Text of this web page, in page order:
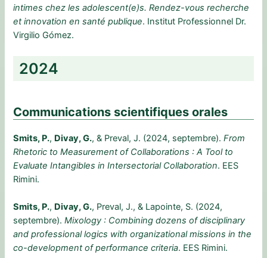
intimes chez les adolescent(e)s. Rendez-vous recherche
et innovation en santé publique. Institut Professionnel Dr.
Virgilio Gómez.
2024
Communications scientifiques orales
Smits, P., Divay, G., & Preval, J. (2024, septembre).From
Rhetoric to Measurement of Collaborations : A Tool to
Evaluate Intangibles in Intersectorial Collaboration. EES
Rimini.
Smits, P., Divay, G., Preval, J., & Lapointe, S. (2024,
septembre).Mixology : Combining dozens of disciplinary
and professional logics with organizational missions in the
co-development of performance criteria. EES Rimini.